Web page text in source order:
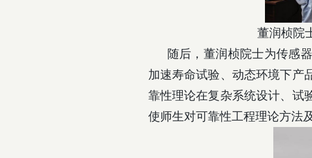
董润桢院
随后，董润桢院士为传感
加速寿命试验、动态环境下产
靠性理论在复杂系统设计、试
使师生对可靠性工程理论方法